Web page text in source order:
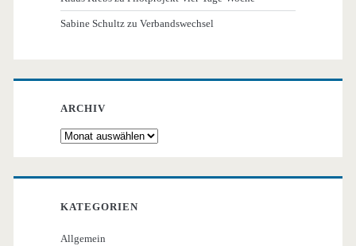
Sabine Schultz zuVerbandswechsel
ARCHIV
Archiv
KATEGORIEN
Allgemein